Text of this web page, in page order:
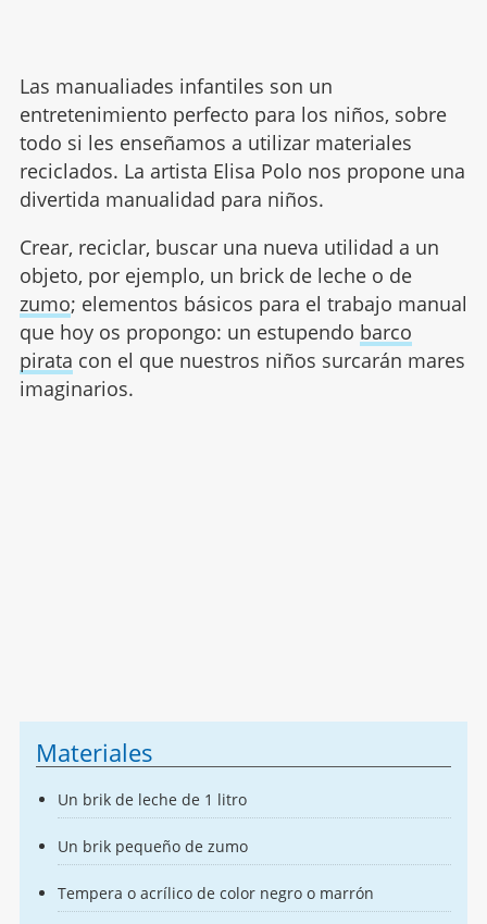
Las manualiades infantiles son un
entretenimiento perfecto para los niños, sobre
todo si les enseñamos a utilizar materiales
reciclados. La artista Elisa Polo nos propone una
divertida manualidad para niños.
Crear, reciclar, buscar una nueva utilidad a un
objeto, por ejemplo, un brick de leche o de
zumo; elementos básicos para el trabajo manual
que hoy os propongo: un estupendo barco
pirata con el que nuestros niños surcarán mares
imaginarios.
Materiales
Un brik de leche de 1 litro
Un brik pequeño de zumo
Tempera o acrílico de color negro o marrón